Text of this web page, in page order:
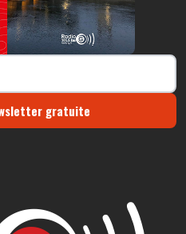
gratuite